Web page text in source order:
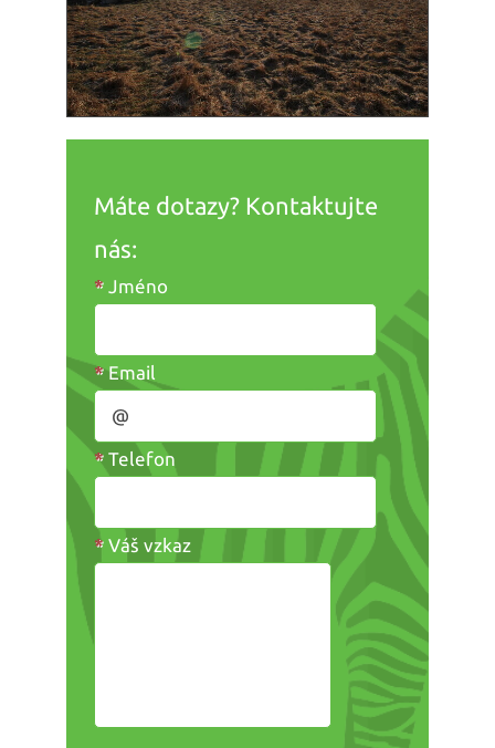
Máte dotazy? Kontaktujte
nás:
* Jméno
*Email
* Telefon
* Váš vzkaz